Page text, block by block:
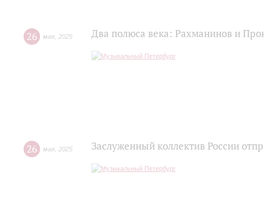
26 мая 2025 Два полюса века: Рахманинов и
26 мая 2025 Заслуженный коллектив России